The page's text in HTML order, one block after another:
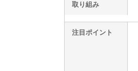
取り組み
注目ポイント